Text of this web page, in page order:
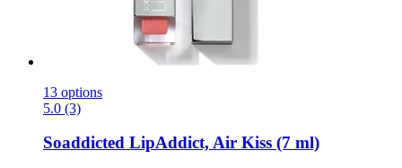
13 options
5.0 (3)
Soaddicted LipAddict, Air Kiss (7 ml)